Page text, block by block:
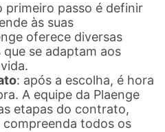
primeiro passo é definir
às suas
oferece diversas
se adaptam aos
: após a escolha, é hora
A equipe da Plaenge
etapas do contrato,
todos os